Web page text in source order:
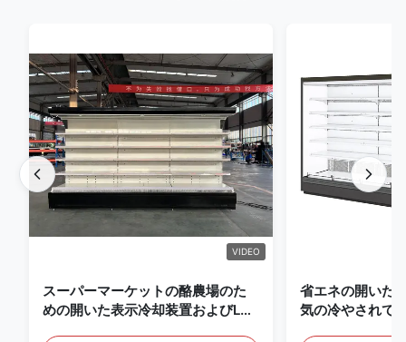
VIDEO
スーパーマーケットの酪農場のた
めの開いた表示冷却装置およびLED
省エネの開いた
気の冷やされて